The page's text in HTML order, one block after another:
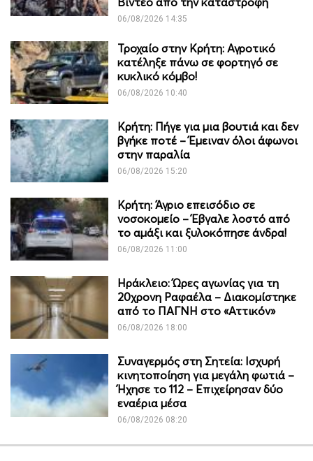
06/08/2026 14:35
Τροχαίο στην Κρήτη: Αγροτικό
κατέληξε πάνω σε φορτηγό σε
κυκλικό κόμβο!
06/08/2026 10:40
Κρήτη: Πήγε για μια βουτιά και δεν
βγήκε ποτέ – Έμειναν όλοι άφωνοι
στην παραλία
06/08/2026 15:20
Κρήτη: Άγριο επεισόδιο σε
νοσοκομείο – Έβγαλε λοστό από
το αμάξι και ξυλοκόπησε άνδρα!
06/08/2026 11:00
Ηράκλειο: Ώρες αγωνίας για τη
20χρονη Ραφαέλα – Διακομίστηκε
από το ΠΑΓΝΗ στο «Αττικόν»
06/08/2026 18:00
Συναγερμός στη Σητεία: Ισχυρή
κινητοποίηση για μεγάλη φωτιά –
Ήχησε το 112 – Επιχείρησαν δύο
εναέρια μέσα
06/08/2026 08:20